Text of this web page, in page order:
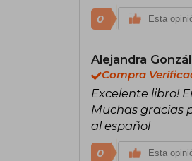
0 Esta
Alejandra
Compra
Excelente libro!
Muchas gracias
al español
0 Esta